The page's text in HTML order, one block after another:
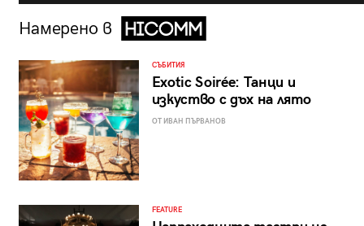
Намерено в
СЪБИТИЯ
Exotic Soirée: Танци и
изкуство с дъх на лято
ОТ ИВАН ПЪРВАНОВ
FEATURE